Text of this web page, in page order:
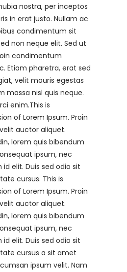
nostra, per inceptos
in erat justo. Nullam ac
condimentum sit
non neque elit. Sed ut
condimentum
Etiam pharetra, erat sed
velit mauris egestas
massa nisl quis neque.
enim.This is
of Lorem Ipsum. Proin
auctor aliquet.
lorem quis bibendum
ipsum, nec
elit. Duis sed odio sit
cursus. This is
of Lorem Ipsum. Proin
auctor aliquet.
lorem quis bibendum
ipsum, nec
elit. Duis sed odio sit
cursus a sit amet
ipsum velit. Nam